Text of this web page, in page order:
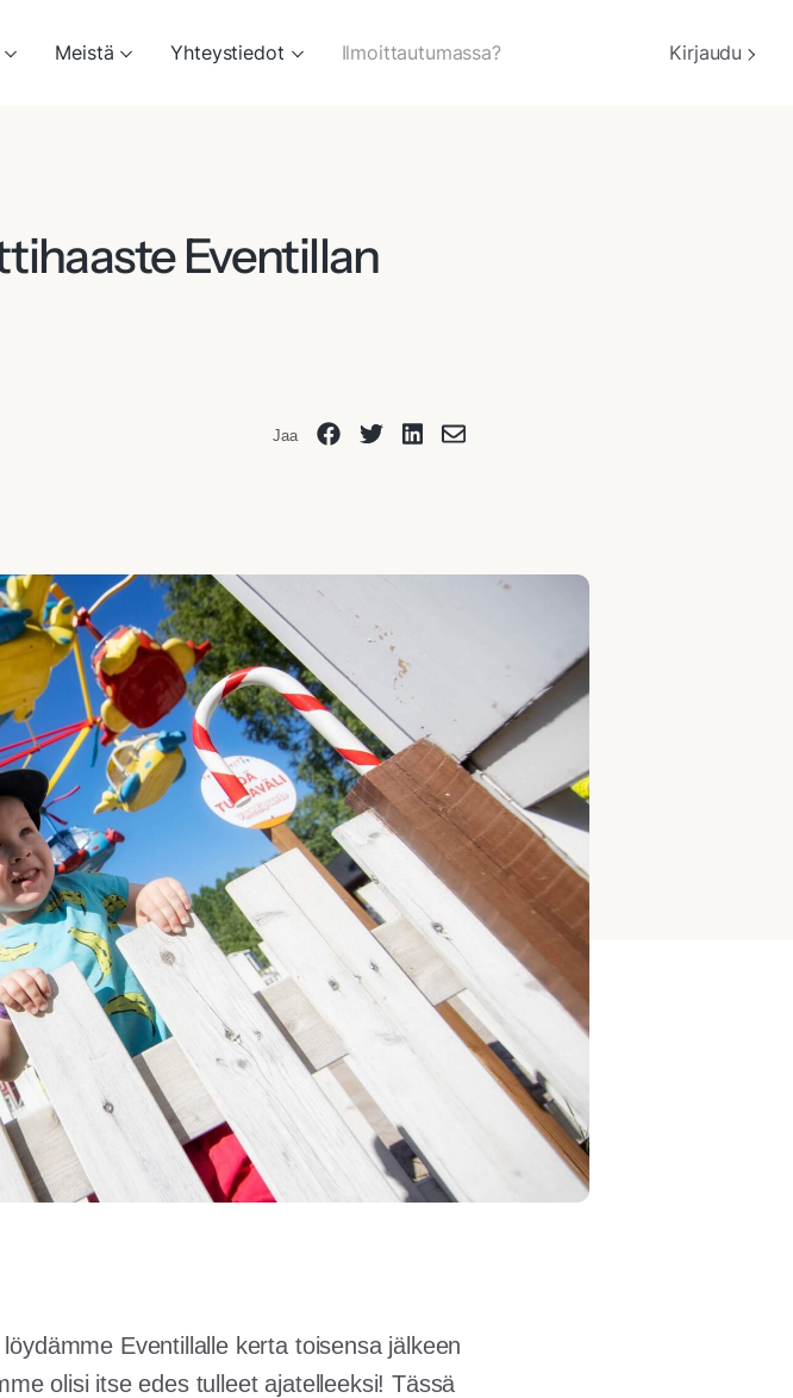
Meistä Yhteystiedot Ilmoittautumassa? Kirjaudu
Eventillan
Jaa
Eventillalle kerta toisensa jälkeen
olisi itse edes tulleet ajatelleeksi! Tässä